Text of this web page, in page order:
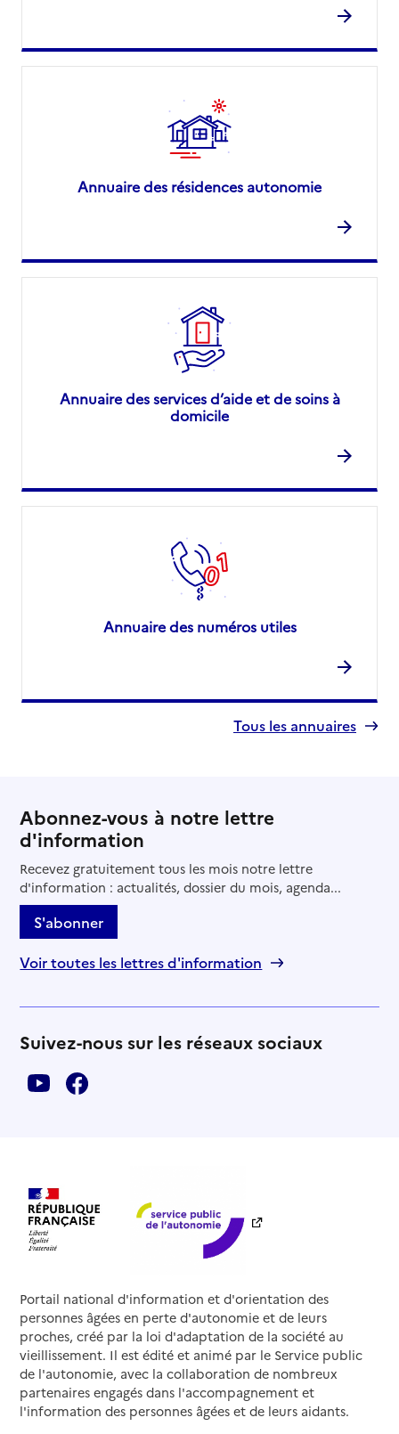
Annuaire des résidences autonomie
Annuaire des services d’aide et de soins à
domicile
Annuaire des numéros utiles
Tous les annuaires
Abonnez-vous à notre lettre
d'information
Recevez gratuitement tous les mois notre lettre
d'information : actualités, dossier du mois, agenda...
S'abonner
Voir toutes les lettres d'information
Suivez-nous sur les réseaux sociaux
Portail national d'information et d'orientation des
personnes âgées en perte d'autonomie et de leurs
proches, créé par la loi d'adaptation de la société au
vieillissement. Il est édité et animé par le Service public
de l'autonomie, avec la collaboration de nombreux
partenaires engagés dans l'accompagnement et
l'information des personnes âgées et de leurs aidants.